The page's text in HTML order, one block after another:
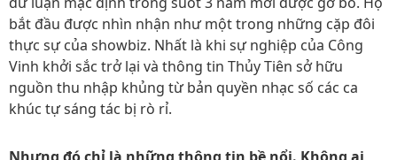
bắt đầu được nhìn nhận như một trong những cặp đôi
thực sự của showbiz. Nhất là khi sự nghiệp của Công
Vinh khởi sắc trở lại và thông tin Thủy Tiên sở hữu
nguồn thu nhập khủng từ bản quyền nhạc số các ca
khúc tự sáng tác bị rò rỉ.